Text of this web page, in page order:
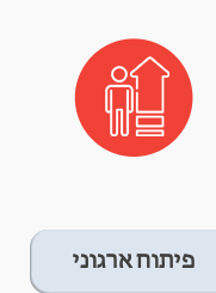
פיתוח ארגוני